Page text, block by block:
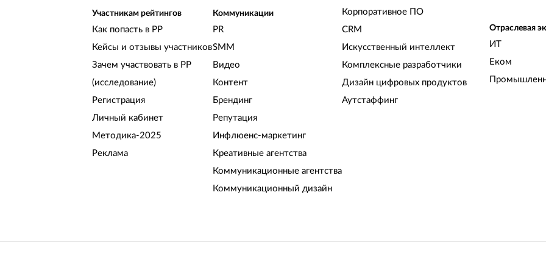
Участникам рейтингов
Как попасть в РР
Кейсы и отзывы участников
Зачем участвовать в РР
(исследование)
Регистрация
Личный кабинет
Методика-2025
Реклама
Коммуникации
PR
SMM
Видео
Контент
Брендинг
Репутация
Инфлюенс-маркетинг
Креативные агентства
Коммуникационные агентства
Коммуникационный дизайн
Корпоративное ПО
CRM
Искусственный интеллект
Комплексные разработчики
Дизайн цифровых продуктов
Аутстаффинг
Отраслевая
ИТ
Еком